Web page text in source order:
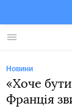
Меню
Новини
«Хоче
Франція